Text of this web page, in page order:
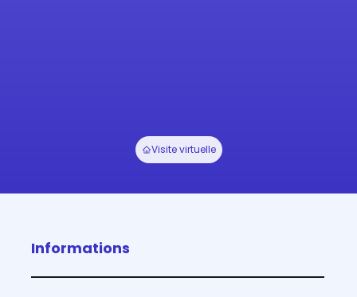
Visite virtuelle
Informations